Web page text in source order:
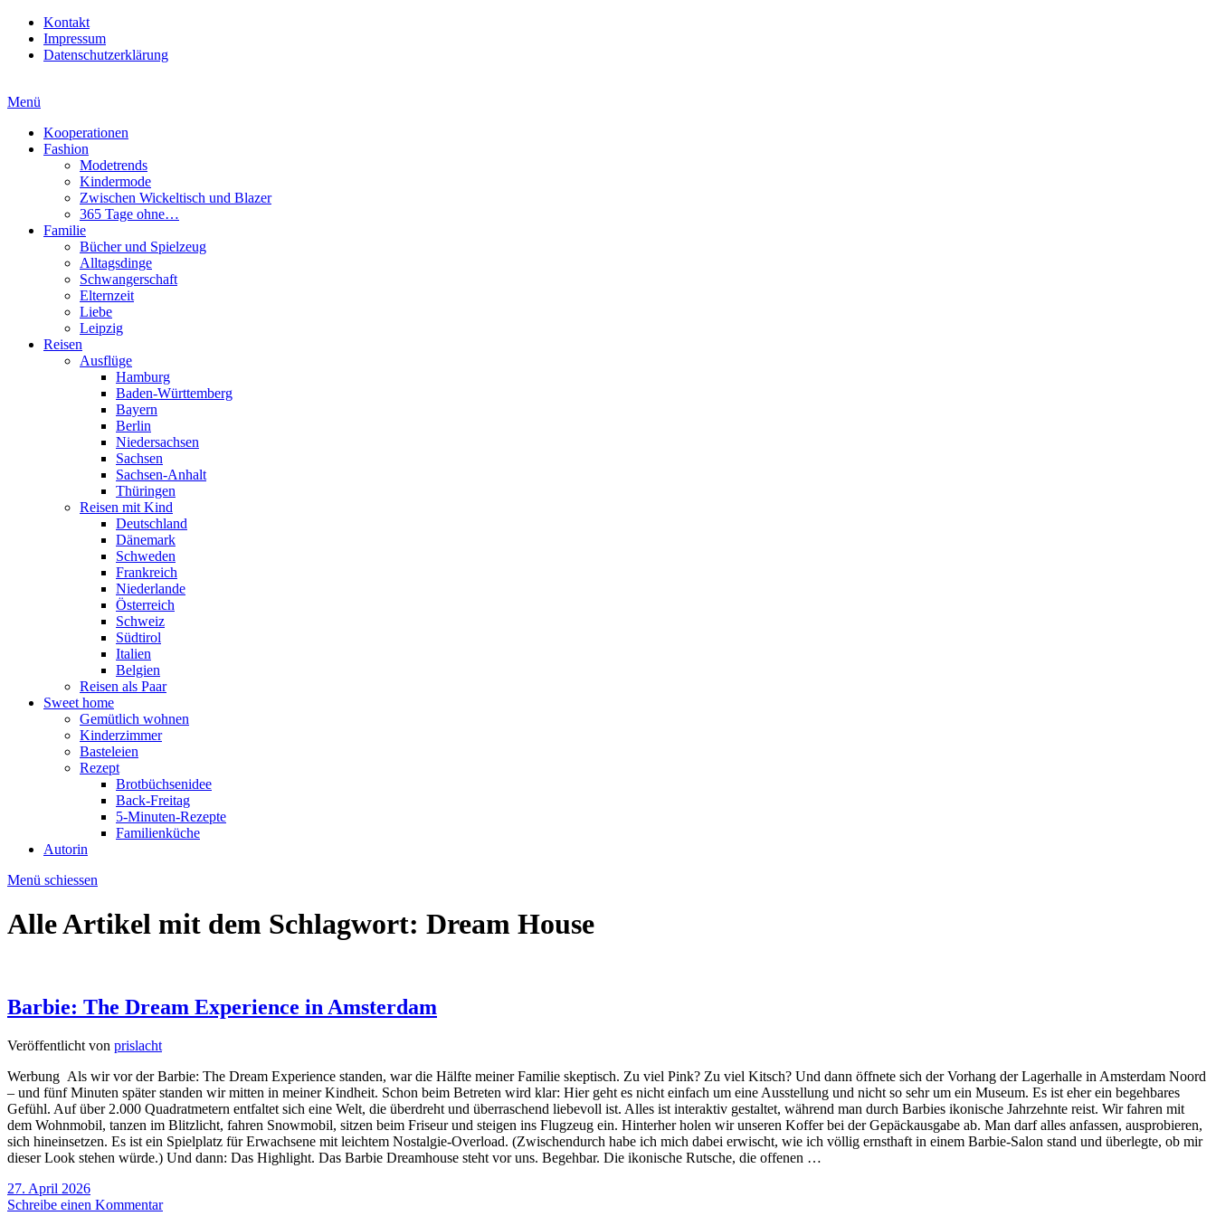
Kontakt
Impressum
Datenschutzerklärung
Menü
Kooperationen
Fashion
Modetrends
Kindermode
Zwischen Wickeltisch und Blazer
365 Tage ohne…
Familie
Bücher und Spielzeug
Alltagsdinge
Schwangerschaft
Elternzeit
Liebe
Leipzig
Reisen
Ausflüge
Hamburg
Baden-Württemberg
Bayern
Berlin
Niedersachsen
Sachsen
Sachsen-Anhalt
Thüringen
Reisen mit Kind
Deutschland
Dänemark
Schweden
Frankreich
Niederlande
Österreich
Schweiz
Südtirol
Italien
Belgien
Reisen als Paar
Sweet home
Gemütlich wohnen
Kinderzimmer
Basteleien
Rezept
Brotbüchsenidee
Back-Freitag
5-Minuten-Rezepte
Familienküche
Autorin
Menü schiessen
Alle Artikel mit dem Schlagwort: Dream House
Barbie: The Dream Experience in Amsterdam
Veröffentlicht von prislacht
Werbung Als wir vor der Barbie: The Dream Experience standen, war die Hälfte meiner Familie skeptisch. Zu viel Pink? Zu viel Kitsch? Und dann öffnete sich der Vorhang der Lagerhalle in Amsterdam Noord
– und fünf Minuten später standen wir mitten in meiner Kindheit. Schon beim Betreten wird klar: Hier geht es nicht einfach um eine Ausstellung und nicht so sehr um ein Museum. Es ist eher ein begehbares
Gefühl. Auf über 2.000 Quadratmetern entfaltet sich eine Welt, die überdreht und überraschend liebevoll ist. Alles ist interaktiv gestaltet, während man durch Barbies ikonische Jahrzehnte reist. Wir fahren mit
dem Wohnmobil, tanzen im Blitzlicht, fahren Snowmobil, sitzen beim Friseur und steigen ins Flugzeug ein. Hinterher holen wir unseren Koffer bei der Gepäckausgabe ab. Man darf alles anfassen, ausprobieren,
sich hineinsetzen. Es ist ein Spielplatz für Erwachsene mit leichtem Nostalgie-Overload. (Zwischendurch habe ich mich dabei erwischt, wie ich völlig ernsthaft in einem Barbie-Salon stand und überlegte, ob mir
dieser Look stehen würde.) Und dann: Das Highlight. Das Barbie Dreamhouse steht vor uns. Begehbar. Die ikonische Rutsche, die offenen …
27. April 2026
Schreibe einen Kommentar